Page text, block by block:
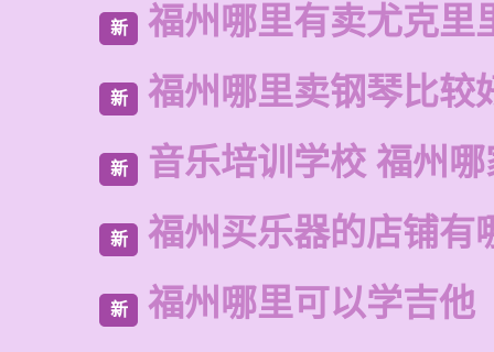
新 福州哪里有卖尤克里
新 福州哪里卖钢琴比较
新 音乐培训学校 福州
新 福州买乐器的店铺有
新 福州哪里可以学吉他